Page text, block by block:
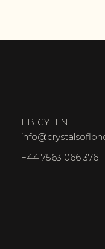
FBIGYTLN
+44 7563 066 376